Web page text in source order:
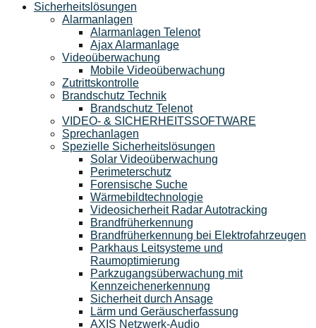
Sicherheitslösungen
Alarmanlagen
Alarmanlagen Telenot
Ajax Alarmanlage
Videoüberwachung
Mobile Videoüberwachung
Zutrittskontrolle
Brandschutz Technik
Brandschutz Telenot
VIDEO- & SICHERHEITSSOFTWARE
Sprechanlagen
Spezielle Sicherheitslösungen
Solar Videoüberwachung
Perimeterschutz
Forensische Suche
Wärmebildtechnologie
Videosicherheit Radar Autotracking​
Brandfrüherkennung
Brandfrüherkennung bei Elektrofahrzeugen
Parkhaus Leitsysteme und
Raumoptimierung
Parkzugangsüberwachung mit
Kennzeichenerkennung
Sicherheit durch Ansage
Lärm und Geräuscherfassung
AXIS Netzwerk-Audio